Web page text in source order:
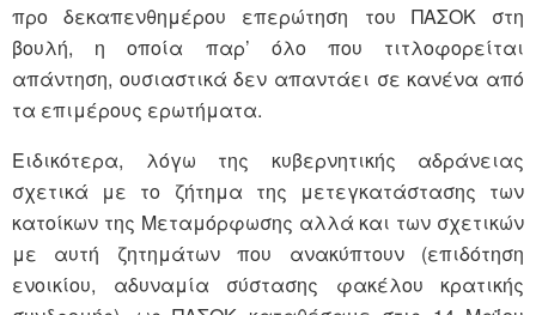
προ δεκαπενθημέρου επερώτηση του ΠΑΣΟΚ στη
βουλή, η οποία παρ’ όλο που τιτλοφορείται
απάντηση, ουσιαστικά δεν απαντάει σε κανένα από
τα επιμέρους ερωτήματα.
Ειδικότερα, λόγω της κυβερνητικής αδράνειας
σχετικά με το ζήτημα της μετεγκατάστασης των
κατοίκων της Μεταμόρφωσης αλλά και των σχετικών
με αυτή ζητημάτων που ανακύπτουν (επιδότηση
ενοικίου, αδυναμία σύστασης φακέλου κρατικής